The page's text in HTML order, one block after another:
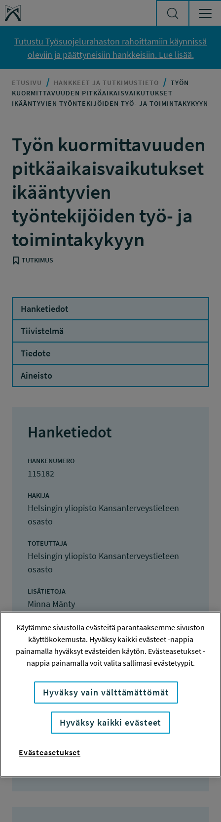
Siirry sisältöön
Työsuojelurahasto
Tutustu Työsuojelurahaston rahoittamiin käynnissä
oleviin ja päättyneisiin hankkeisiin. Lue lisää.
ETUSIVU HANKKEET JA TUTKIMUSTIETO
TYÖN
KUORMITTAVUUDEN PITKÄAIKAISVAIKUTUKSET
IKÄÄNTYVIEN TYÖNTEKIJÖIDEN TYÖ- JA TOIMINTAKYKYYN
Työn kuormittavuuden
pitkäaikaisvaikutukset
ikääntyvien
työntekijöiden työ- ja
toimintakykyyn
TUTKIMUS
Hanketiedot
Tiivistelmä
Tiedote
Aineisto
Hanketiedot
HANKENUMERO
115182
HAKIJA
Helsingin yliopisto Kansanterveystieteen
osasto
TOTEUTTAJA
Helsingin yliopisto Kansanterveystieteen
osasto
LISÄTIETOJA
Minna Mänty
TOTEUTUSAIKA
1.9.2015 - 31.12.2018
28.5.2015
150 000 euroa
KOKONAISKUSTANNUKSET
243 000 euroa
TULOKSET VALMISTUNEET
Käytämme sivustolla evästeitä parantaaksemme sivuston
käyttökokemusta. Hyväksy kaikki evästeet -nappia
painamalla hyväksyt evästeiden käytön. Evästeasetukset -
nappia painamalla voit valita sallimasi evästetyypit.
Hyväksy vain välttämättömät
Hyväksy kaikki evästeet
Evästeasetukset